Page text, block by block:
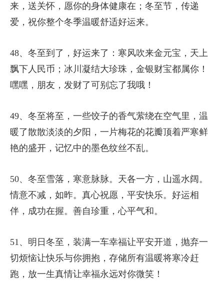
来，送关怀，愿你的身体健康在；冬至节，传递
爱，祝你整个冬季温暖舒适好运来。
48、冬至到了，好运来了：寒风吹来金元宝，天上
飘下人民币；冰川凝结大珍珠，金银财宝都属你！
嘿嘿，朋友，发财了可别忘了我哦！
49、冬至将至，一些饺子的香气萦绕在空气里，温
暖了散散淡淡的夕阳，一片梅花的花瓣顶着严寒鲜
艳的盛开，记忆中的墨色纹丝不乱。
50、冬至雪落，寒意脉脉。天各一方，山遥水阔。
情意不减，如昨。真心祝愿，平安快乐。好运相
伴，成功在握。善自珍重，心平气和。
51、明日冬至，装满一车幸福让平安开道，抛弃一
切烦恼让快乐与你拥抱，存储所有温暖将寒冷赶
跑，放一生真情让幸福永远对你微笑！